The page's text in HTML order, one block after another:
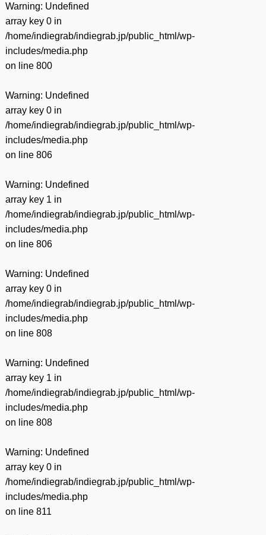
Warning: Undefined
array key 0 in
/home/indiegrab/indiegrab.jp/public_html/wp-
includes/media.php
on line 800
Warning: Undefined
array key 0 in
/home/indiegrab/indiegrab.jp/public_html/wp-
includes/media.php
on line 806
Warning: Undefined
array key 1 in
/home/indiegrab/indiegrab.jp/public_html/wp-
includes/media.php
on line 806
Warning: Undefined
array key 0 in
/home/indiegrab/indiegrab.jp/public_html/wp-
includes/media.php
on line 808
Warning: Undefined
array key 1 in
/home/indiegrab/indiegrab.jp/public_html/wp-
includes/media.php
on line 808
Warning: Undefined
array key 0 in
/home/indiegrab/indiegrab.jp/public_html/wp-
includes/media.php
on line 811